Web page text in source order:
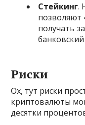
Стейкинг.
позволяют
получать
Риски
Ох, тут риски
криптовалюты
десятки